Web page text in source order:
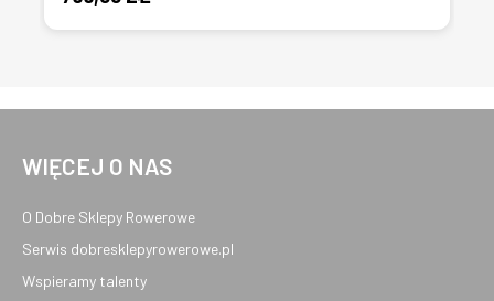
WIĘCEJ O NAS
O Dobre Sklepy Rowerowe
Serwis dobresklepyrowerowe.pl
Wspieramy talenty